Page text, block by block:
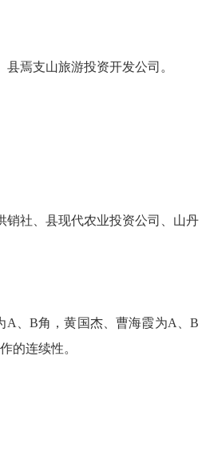
县焉支山旅游投资开发公司 。
社、县现代农业投资公司
山丹
A B角，黄国杰、曹海霞为A 、B
的连续性。